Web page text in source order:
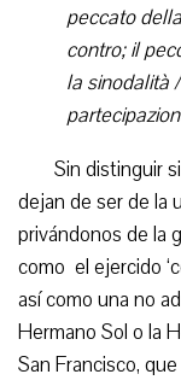
peccato
contro; il
la sinodalità
Sin distinguir
dejan de ser de la
privándonos de la
como el ejercido
así como una no
Hermano Sol o la
San Francisco,